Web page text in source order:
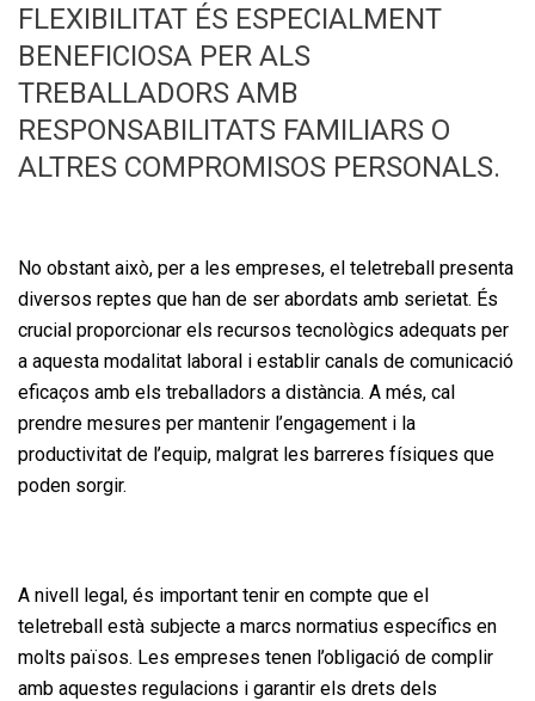
FLEXIBILITAT ÉS ESPECIALMENT
BENEFICIOSA PER ALS
TREBALLADORS AMB
RESPONSABILITATS FAMILIARS O
ALTRES COMPROMISOS PERSONALS.
No obstant això, per a les empreses, el teletreball presenta
diversos reptes que han de ser abordats amb serietat. És
crucial proporcionar els recursos tecnològics adequats per
a aquesta modalitat laboral i establir canals de comunicació
eficaços amb els treballadors a distància. A més, cal
prendre mesures per mantenir l’engagement i la
productivitat de l’equip, malgrat les barreres físiques que
poden sorgir.
A nivell legal, és important tenir en compte que el
teletreball està subjecte a marcs normatius específics en
molts països. Les empreses tenen l’obligació de complir
amb aquestes regulacions i garantir els drets dels